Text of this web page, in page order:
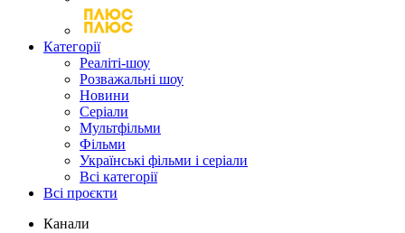
Категорії
Реаліті-шоу
Розважальні шоу
Новини
Серіали
Мультфільми
Фільми
Українські фільми і серіали
Всі категорії
Всі проєкти
Канали